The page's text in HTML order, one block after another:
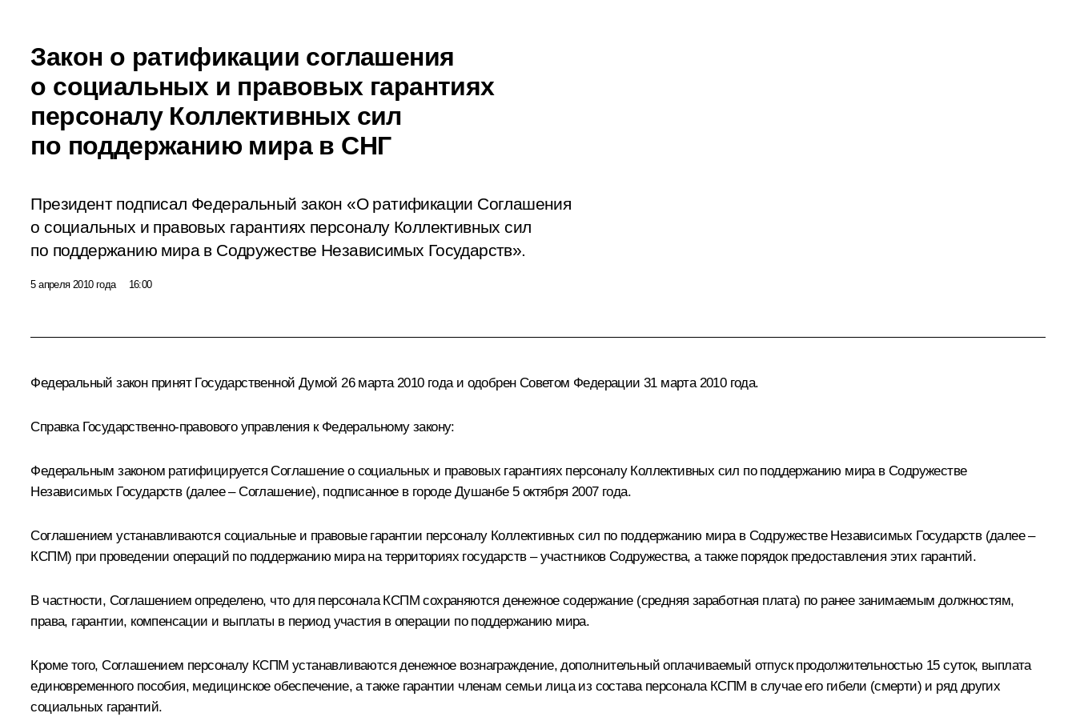
Закон о ратификации соглашения
о социальных и правовых гарантиях
персоналу Коллективных сил
по поддержанию мира в СНГ
Президент подписал Федеральный закон «О ратификации Соглашения
о социальных и правовых гарантиях персоналу Коллективных сил
по поддержанию мира в Содружестве Независимых Государств».
5 апреля 2010 года 16:00
Федеральный закон принят Государственной Думой 26 марта 2010 года и одобрен Советом Федерации 31 марта 2010 года.
Справка Государственно-правового управления к Федеральному закону:
Федеральным законом ратифицируется Соглашение о социальных и правовых гарантиях персоналу Коллективных сил по поддержанию мира в Содружестве
Независимых Государств (далее – Соглашение), подписанное в городе Душанбе 5 октября 2007 года.
Соглашением устанавливаются социальные и правовые гарантии персоналу Коллективных сил по поддержанию мира в Содружестве Независимых Государств (далее –
КСПМ) при проведении операций по поддержанию мира на территориях государств – участников Содружества, а также порядок предоставления этих гарантий.
В частности, Соглашением определено, что для персонала КСПМ сохраняются денежное содержание (средняя заработная плата) по ранее занимаемым должностям,
права, гарантии, компенсации и выплаты в период участия в операции по поддержанию мира.
Кроме того, Соглашением персоналу КСПМ устанавливаются денежное вознаграждение, дополнительный оплачиваемый отпуск продолжительностью 15 суток, выплата
единовременного пособия, медицинское обеспечение, а также гарантии членам семьи лица из состава персонала КСПМ в случае его гибели (смерти) и ряд других
социальных гарантий.